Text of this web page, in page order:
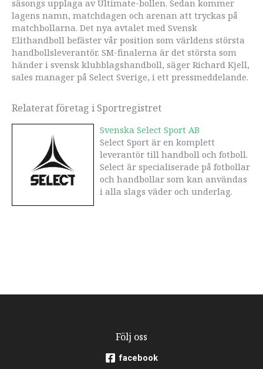
säsongs upplaga av Ultimate-bollen. Sedan kommer
lagens namn, matchdagen och arenan att tryckas på
matchbollarna. Det nya avtalet med Svensk
Elithandboll befäster vår position som världens största
handbollsleverantör. SM-finalerna är det största som
händer i svensk klubblagshandboll, säger Richard Kjell,
sales manager på Select Sverige, i ett pressmeddelande.
Relaterat företag i Sportregistret
Svenska Select Sport AB
Select Sport är en komplett
leverantör till handboll och fotboll.
Select är specialiserade på fotbollar
och handbollar som kan användas
i alla slags väder och underlag.
Följ oss
facebook